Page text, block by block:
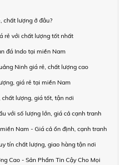
chất lượng ở đâu?
rẻ với chất lượng tốt nhất
đá Indo tại miền Nam
Ninh giá rẻ, chất lượng cao
giá rẻ tại miền Nam
lượng, giá tốt, tận nơi
với số lượng lớn, giá cả cạnh tranh
Nam - Giá cả ổn định, cạnh tranh
tín chất lượng, giao hàng tận nơi
Cao - Sản Phẩm Tin Cậy Cho Mọi